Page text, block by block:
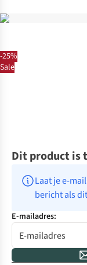
-25%
Sale
Dit product is
Laat je e-
bericht als
E-mailadres: